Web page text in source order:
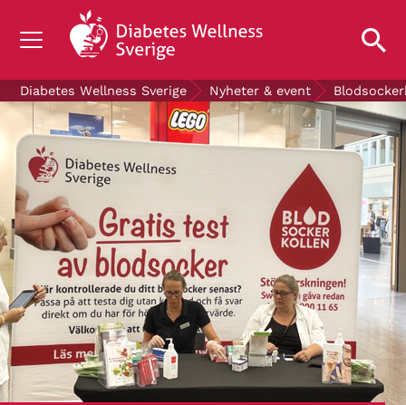
OM DIABETES
STÖD OSS
FORSKNING
NYHETER & EVENT
OM OSS
GRATIS DIABETESPRODUKTER
Blodsockerkollen
Diabetes Wellness Sverige Nyheter & event